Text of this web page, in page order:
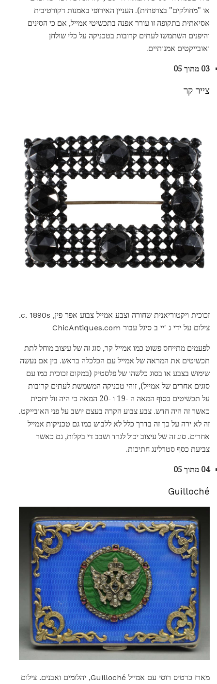
או "מחולקים" בצרפתית). העניין האירופי באמנות דקורטיבית
אסיאתית בתקופה זו עורר אפנה בתכשיטי אמייל, אם כי הסינים
והיפנים השתמשו לעתים קרובות בטכניקה על כלי שולחן
ואובייקטים אמנותיים.
03 מתוך 05
צייר קר
זכוכית ויקטוריאנית שחורה וצבע אמייל צבוע אפר פין, c. 1890s.
צילום על ידי ג 'יי ב סיגל עבור ChicAntiques.com
לפעמים מתייחס פשוט כמו אמייל קר, סוג זה של עיצוב מוחל לתת
תכשיטים את המראה של אמייל עם הכלכלה בראש. בין אם נעשה
שימוש בצבע או בסוג כלשהו של פלסטיק (במקום זכוכית כמו עם
סוגים אחרים של אמייל), זוהי טכניקה המשמשת לעתים קרובות
על תכשיטים בסוף המאה ה -19 ו -20 המאה כי היה זול יחסית
כאשר זה היה חדש. צבע צבוע הקרה בעצם יושב על פני האובייקט.
זה לא ירה על כך זה בדרך כלל לא ללבוש כמו גם טכניקות אמייל
אחרים. סוג זה של עיצוב יכול לגרד ושבב די בקלות, גם כאשר
צביעת כסף סטרלינג חתיכות.
04 מתוך 05
Guilloché
מארז כרטיס רוסי עם אמייל Guilloché, יהלומים ואבנים. צילום